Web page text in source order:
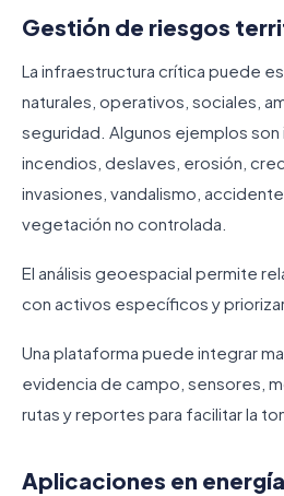
Gestión de riesgos
La infraestructura crítica puede
naturales, operativos, sociales,
seguridad. Algunos ejemplos son
incendios, deslaves, erosión,
invasiones, vandalismo,
vegetación no controlada.
El análisis geoespacial permite
con activos específicos y
Una plataforma puede integrar
evidencia de campo, sensores,
rutas y reportes para facilitar la
Aplicaciones en energía